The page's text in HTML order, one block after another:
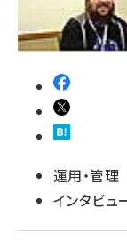
運用・管理
インタビュ